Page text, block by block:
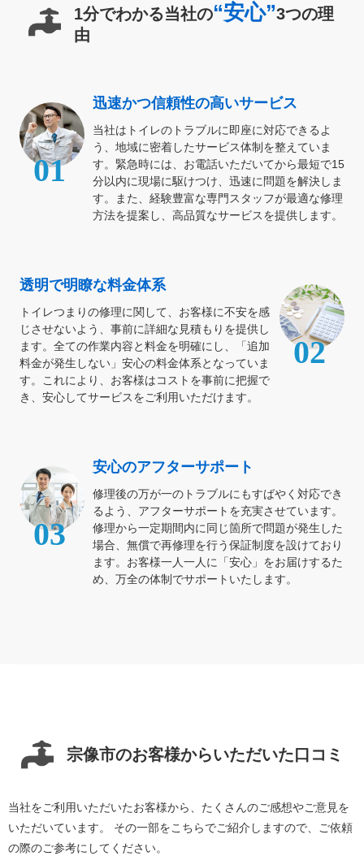
1分でわかる当社の“安心”3つの理
由
01
迅速かつ信頼性の高いサービス
当社はトイレのトラブルに即座に対応できるよ
う、地域に密着したサービス体制を整えていま
す。緊急時には、お電話いただいてから最短で15
分以内に現場に駆けつけ、迅速に問題を解決しま
す。また、経験豊富な専門スタッフが最適な修理
方法を提案し、高品質なサービスを提供します。
02
透明で明瞭な料金体系
トイレつまりの修理に関して、お客様に不安を感
じさせないよう、事前に詳細な見積もりを提供し
ます。全ての作業内容と料金を明確にし、「追加
料金が発生しない」安心の料金体系となっていま
す。これにより、お客様はコストを事前に把握で
き、安心してサービスをご利用いただけます。
03
安心のアフターサポート
修理後の万が一のトラブルにもすばやく対応でき
るよう、アフターサポートを充実させています。
修理から一定期間内に同じ箇所で問題が発生した
場合、無償で再修理を行う保証制度を設けており
ます。お客様一人一人に「安心」をお届けするた
め、万全の体制でサポートいたします。
宗像市のお客様からいただいた口コミ
当社をご利用いただいたお客様から、たくさんのご感想やご意見を
いただいています。 その一部をこちらでご紹介しますので、ご依頼
の際のご参考にしてください。